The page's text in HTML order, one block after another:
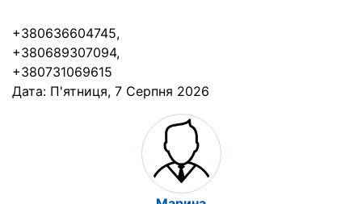
+380636604745,
+380689307094,
+380731069615
Дата: П'ятниця, 7 Серпня 2026